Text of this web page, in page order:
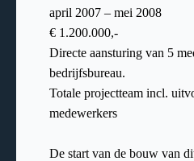
april 2007 – mei 2008
€ 1.200.000,-
Directe aansturing van 5
bedrijfsbureau.
Totale projectteam incl.
medewerkers
De start van de bouw van